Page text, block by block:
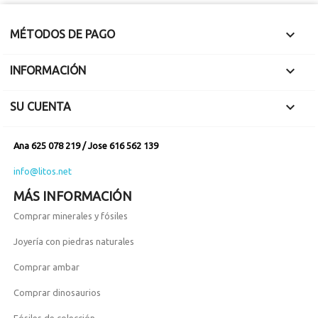
MÉTODOS DE PAGO 
INFORMACIÓN 
SU CUENTA 
Ana 625 078 219 / Jose 616 562 139
info@litos.net
MÁS INFORMACIÓN
Comprar minerales y fósiles
Joyería con piedras naturales
Comprar ambar
Comprar dinosaurios